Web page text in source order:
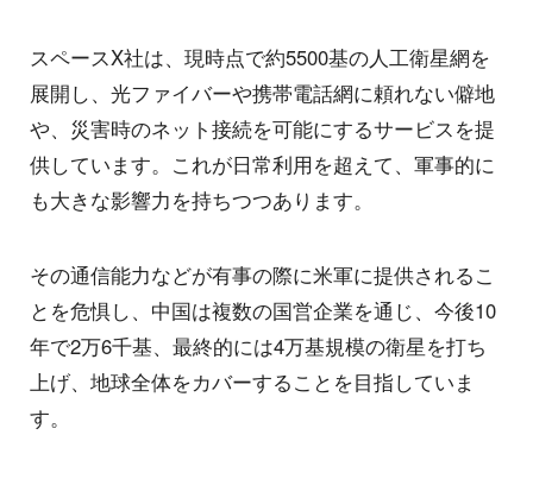
スペースX社は、現時点で約5500基の人工衛星網を
展開し、光ファイバーや携帯電話網に頼れない僻地
や、災害時のネット接続を可能にするサービスを提
供しています。これが日常利用を超えて、軍事的に
も大きな影響力を持ちつつあります。
その通信能力などが有事の際に米軍に提供されるこ
とを危惧し、中国は複数の国営企業を通じ、今後10
年で2万6千基、最終的には4万基規模の衛星を打ち
上げ、地球全体をカバーすることを目指していま
す。